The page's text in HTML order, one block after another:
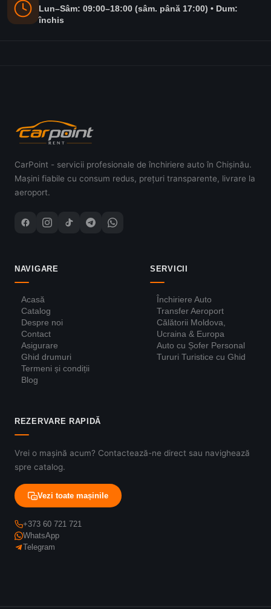
Lun–Sâm: 09:00–18:00 (sâm. până 17:00) • Dum:
închis
CarPoint - servicii profesionale de închiriere auto în Chișinău.
Mașini fiabile cu consum redus, prețuri transparente, livrare la
aeroport.
NAVIGARE
Acasă
Catalog
Despre noi
Contact
Asigurare
Ghid drumuri
Termeni și condiții
Blog
SERVICII
Închiriere Auto
Transfer Aeroport
Călătorii Moldova,
Ucraina & Europa
Auto cu Șofer Personal
Tururi Turistice cu Ghid
REZERVARE RAPIDĂ
Vrei o mașină acum? Contactează-ne direct sau navighează
spre catalog.
Vezi toate mașinile
+373 60 721 721
WhatsApp
Telegram